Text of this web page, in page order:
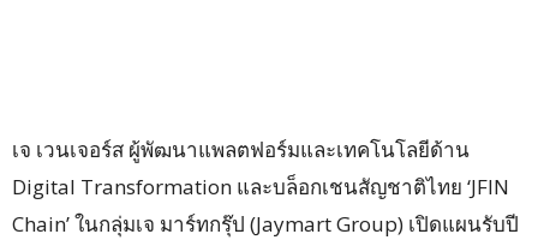
เจ เวนเจอร์ส ผู้พัฒนาแพลตฟอร์มและเทคโนโลยีด้าน
Digital Transformation และบล็อกเชนสัญชาติไทย ‘JFIN
Chain’ ในกลุ่มเจ มาร์ทกรุ๊ป (Jaymart Group) เปิดแผนรับปี